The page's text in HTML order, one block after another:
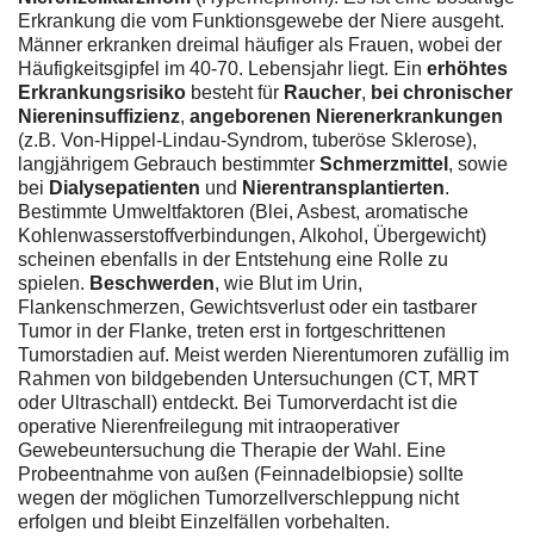
Erkrankung die vom Funktionsgewebe der Niere ausgeht.
Männer erkranken dreimal häufiger als Frauen, wobei der
Häufigkeitsgipfel im 40-70. Lebensjahr liegt. Ein erhöhtes
Erkrankungsrisiko besteht für Raucher, bei chronischer
Niereninsuffizienz, angeborenen Nierenerkrankungen
(z.B. Von-Hippel-Lindau-Syndrom, tuberöse Sklerose),
langjährigem Gebrauch bestimmter Schmerzmittel , sowie
bei Dialysepatienten und Nierentransplantierten.
Bestimmte Umweltfaktoren (Blei, Asbest, aromatische
Kohlenwasserstoffverbindungen, Alkohol, Übergewicht)
scheinen ebenfalls in der Entstehung eine Rolle zu
spielen. Beschwerden, wie Blut im Urin,
Flankenschmerzen, Gewichtsverlust oder ein tastbarer
Tumor in der Flanke, treten erst in fortgeschrittenen
Tumorstadien auf. Meist werden Nierentumoren zufällig im
Rahmen von bildgebenden Untersuchungen (CT, MRT
oder Ultraschall) entdeckt. Bei Tumorverdacht ist die
operative Nierenfreilegung mit intraoperativer
Gewebeuntersuchung die Therapie der Wahl. Eine
Probeentnahme von außen (Feinnadelbiopsie) sollte
wegen der möglichen Tumorzellverschleppung nicht
erfolgen und bleibt Einzelfällen vorbehalten.